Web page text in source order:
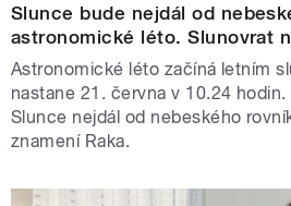
Slunce bude nejdál od
astronomické léto. Slunovrat
Astronomické léto začíná letním
nastane 21. června v 10.24
Slunce nejdál od nebeského
znamení Raka.